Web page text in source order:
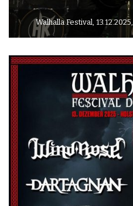
Walhalla Festival,